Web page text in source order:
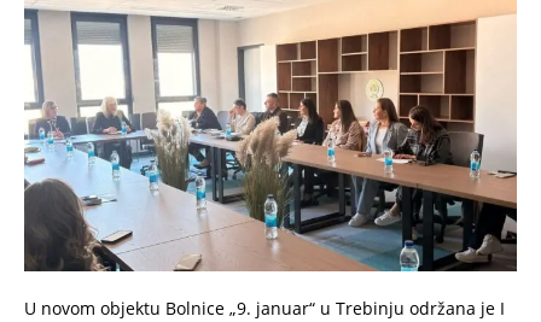
U novom objektu Bolnice „9. januar“ u Trebinju održana je I